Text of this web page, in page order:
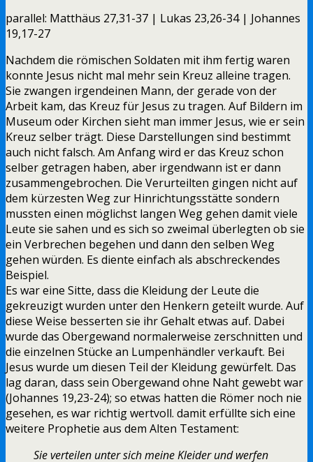
parallel: Matthäus 27,31-37 | Lukas 23,26-34 | Johannes
19,17-27
Nachdem die römischen Soldaten mit ihm fertig waren
konnte Jesus nicht mal mehr sein Kreuz alleine tragen.
Sie zwangen irgendeinen Mann, der gerade von der
Arbeit kam, das Kreuz für Jesus zu tragen. Auf Bildern im
Museum oder Kirchen sieht man immer Jesus, wie er sein
Kreuz selber trägt. Diese Darstellungen sind bestimmt
auch nicht falsch. Am Anfang wird er das Kreuz schon
selber getragen haben, aber irgendwann ist er dann
zusammengebrochen. Die Verurteilten gingen nicht auf
dem kürzesten Weg zur Hinrichtungsstätte sondern
mussten einen möglichst langen Weg gehen damit viele
Leute sie sahen und es sich so zweimal überlegten ob sie
ein Verbrechen begehen und dann den selben Weg
gehen würden. Es diente einfach als abschreckendes
Beispiel.
Es war eine Sitte, dass die Kleidung der Leute die
gekreuzigt wurden unter den Henkern geteilt wurde. Auf
diese Weise besserten sie ihr Gehalt etwas auf. Dabei
wurde das Obergewand normalerweise zerschnitten und
die einzelnen Stücke an Lumpenhändler verkauft. Bei
Jesus wurde um diesen Teil der Kleidung gewürfelt. Das
lag daran, dass sein Obergewand ohne Naht gewebt war
(Johannes 19,23-24); so etwas hatten die Römer noch nie
gesehen, es war richtig wertvoll. damit erfüllte sich eine
weitere Prophetie aus dem Alten Testament:
Sie verteilen unter sich meine Kleider und werfen